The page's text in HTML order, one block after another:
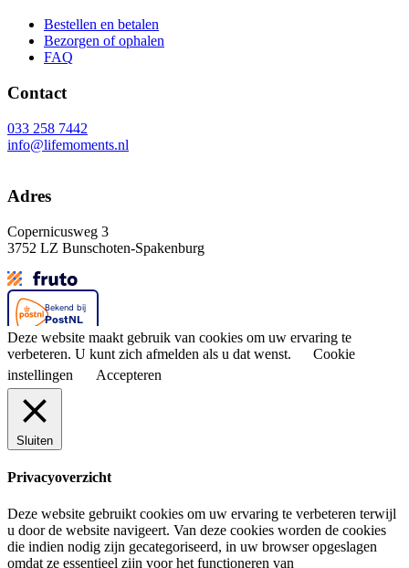
Bestellen en betalen
Bezorgen of ophalen
FAQ
Contact
033 258 7442
info@lifemoments.nl
Adres
Copernicusweg 3
3752 LZ Bunschoten-Spakenburg
Deze website maakt gebruik van cookies om uw ervaring te
verbeteren. U kunt zich afmelden als u dat wenst.
Cookie
instellingen
Accepteren
Sluiten
Privacyoverzicht
Deze website gebruikt cookies om uw ervaring te verbeteren terwijl
u door de website navigeert. Van deze cookies worden de cookies
die indien nodig zijn gecategoriseerd, in uw browser opgeslagen
omdat ze essentieel zijn voor het functioneren van